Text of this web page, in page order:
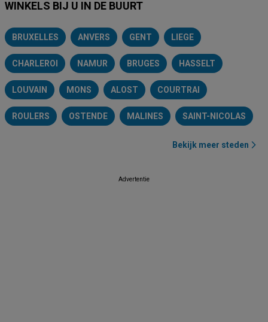
WINKELS BIJ U IN DE BUURT
BRUXELLES ANVERS GENT LIEGE
CHARLEROI NAMUR BRUGES HASSELT
LOUVAIN MONS ALOST COURTRAI
ROULERS OSTENDE MALINES SAINT-NICOLAS
Bekijk meer steden
Advertentie